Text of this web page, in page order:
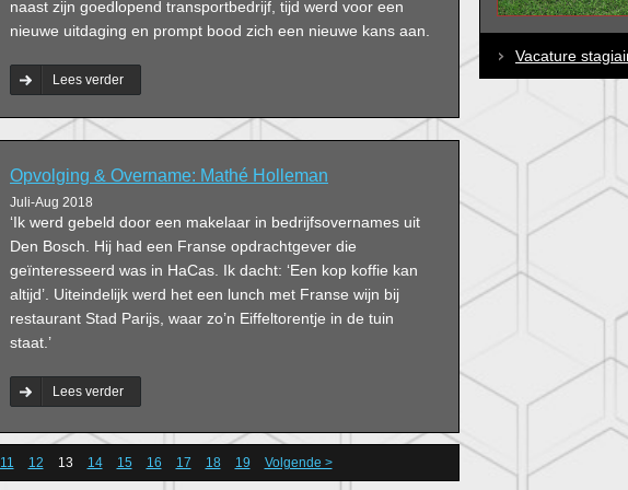
naast zijn goedlopend transportbedrijf, tijd werd voor een
nieuwe uitdaging en prompt bood zich een nieuwe kans aan.
Lees verder
Opvolging & Overname: Mathé Holleman
Juli-Aug 2018
‘Ik werd gebeld door een makelaar in bedrijfsovernames uit
Den Bosch. Hij had een Franse opdrachtgever die
geïnteresseerd was in HaCas. Ik dacht: ‘Een kop koffie kan
altijd’. Uiteindelijk werd het een lunch met Franse wijn bij
restaurant Stad Parijs, waar zo’n Eiffeltorentje in de tuin
staat.’
Lees verder
11 12 13 14 15 16 17 18 19 Volgende >
Vacature